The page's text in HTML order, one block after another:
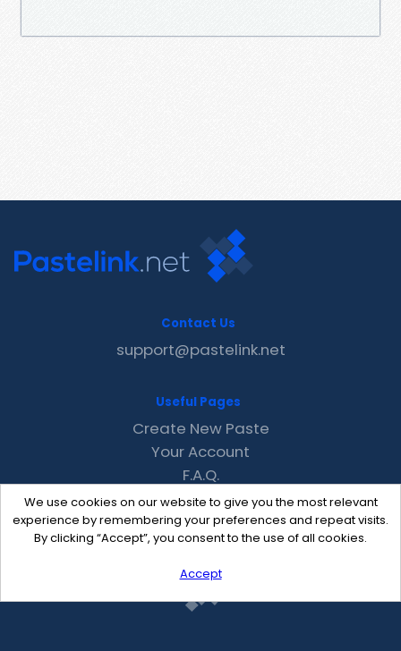
We use cookies on our website to give you the most relevant
experience by remembering your preferences and repeat visits.
By clicking “Accept”, you consent to the use of all cookies.
Accept
Contact Us
support@pastelink.net
Useful Pages
Create New Paste
Your Account
F.A.Q.
Recent
Contact